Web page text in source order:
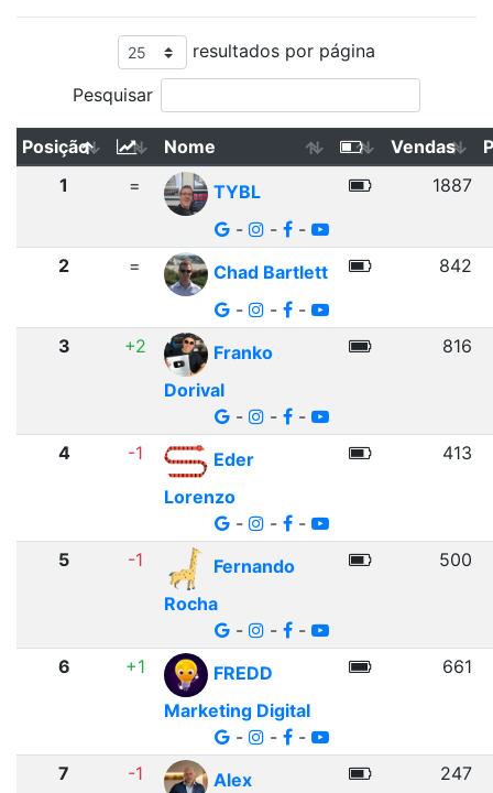
resultados por página
Pesquisar
Posição Nome Vendas
1
=
TYBL
-
- -
1887
2 =
Chad Bartlett
-
- -
842
3 +2
Franko
Dorival
-
- -
816
4 -1
Eder
Lorenzo
-
- -
413
5 -1
Fernando
Rocha
-
- -
500
6 +1
FREDD
Marketing Digital
-
- -
661
7 -1
Alex
247